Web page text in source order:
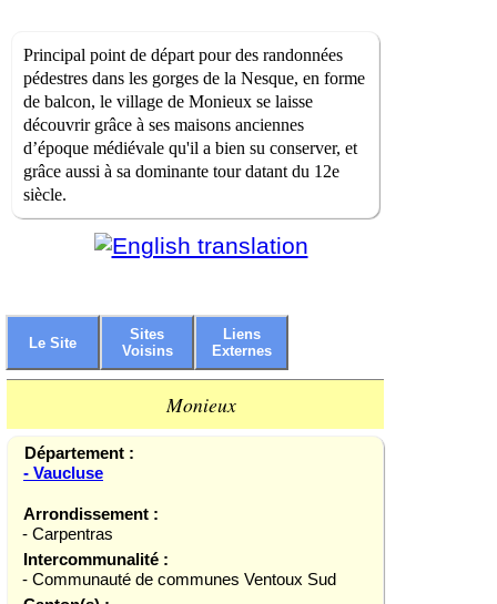
Principal point de départ pour des randonnées
pédestres dans les gorges de la Nesque, en forme
de balcon, le village de Monieux se laisse
découvrir grâce à ses maisons anciennes
d’époque médiévale qu'il a bien su conserver, et
grâce aussi à sa dominante tour datant du 12e
siècle.
Le Site
Sites
Voisins
Liens
Externes
Monieux
Département :
- Vaucluse
Arrondissement :
- Carpentras
Intercommunalité :
- Communauté de communes Ventoux Sud